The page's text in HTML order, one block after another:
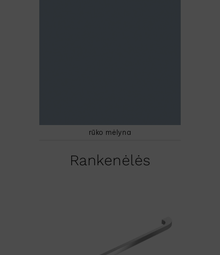
rūko mėlyna
Rankenėlės